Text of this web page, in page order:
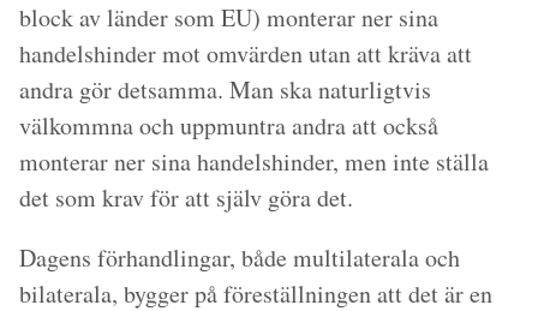
block av länder som EU) monterar ner sina
handelshinder mot omvärden utan att kräva att
andra gör detsamma. Man ska naturligtvis
välkommna och uppmuntra andra att också
monterar ner sina handelshinder, men inte ställa
det som krav för att själv göra det.
Dagens förhandlingar, både multilaterala och
bilaterala, bygger på föreställningen att det är en